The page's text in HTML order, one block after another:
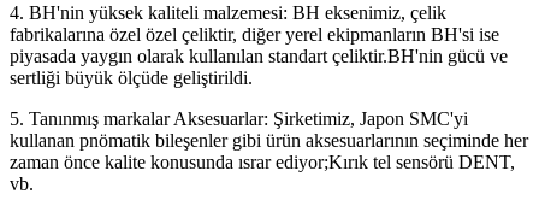
4. BH'nin yüksek kaliteli malzemesi: BH eksenimiz, çelik
fabrikalarına özel özel çeliktir, diğer yerel ekipmanların BH'si ise
piyasada yaygın olarak kullanılan standart çeliktir.BH'nin gücü ve
sertliği büyük ölçüde geliştirildi.
5. Tanınmış markalar Aksesuarlar: Şirketimiz, Japon SMC'yi
kullanan pnömatik bileşenler gibi ürün aksesuarlarının seçiminde her
zaman önce kalite konusunda ısrar ediyor;Kırık tel sensörü DENT,
vb.